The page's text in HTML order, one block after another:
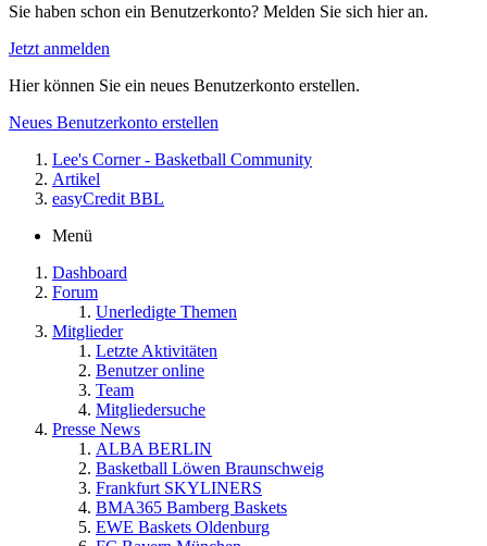
Sie haben schon ein Benutzerkonto? Melden Sie sich hier an.
Jetzt anmelden
Hier können Sie ein neues Benutzerkonto erstellen.
Neues Benutzerkonto erstellen
Lee's Corner - Basketball Community
Artikel
easyCredit BBL
Menü
Dashboard
Forum
Unerledigte Themen
Mitglieder
Letzte Aktivitäten
Benutzer online
Team
Mitgliedersuche
Presse News
ALBA BERLIN
Basketball Löwen Braunschweig
Frankfurt SKYLINERS
BMA365 Bamberg Baskets
EWE Baskets Oldenburg